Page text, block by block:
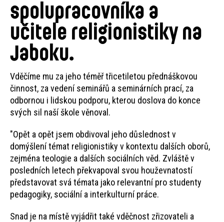
spolupracovníka a
učitele religionistiky na
Jaboku.
Vděčíme mu za jeho téměř třicetiletou přednáškovou
činnost, za vedení seminářů a seminárních prací, za
odbornou i lidskou podporu, kterou doslova do konce
svých sil naší škole věnoval.
"Opět a opět jsem obdivoval jeho důslednost v
domýšlení témat religionistiky v kontextu dalších oborů,
zejména teologie a dalších sociálních věd. Zvláště v
posledních letech překvapoval svou houževnatostí
představovat svá témata jako relevantní pro studenty
pedagogiky, sociální a interkulturní práce.
Snad je na místě vyjádřit také vděčnost zřizovateli a